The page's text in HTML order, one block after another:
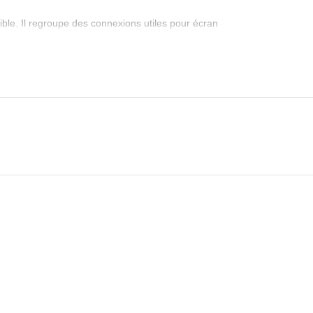
Il regroupe des connexions utiles pour écran